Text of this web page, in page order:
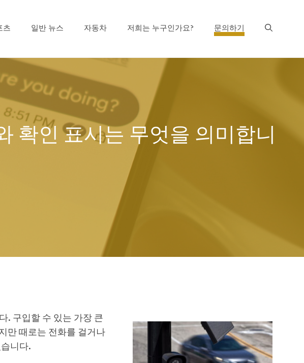
츠 일반 뉴스 자동차 저희는 누구인가요? 문의하기
확인 표시는 무엇을 의미합니
. 구입할 수 있는 가장 큰
만 때로는 전화를 걸거나
니다.